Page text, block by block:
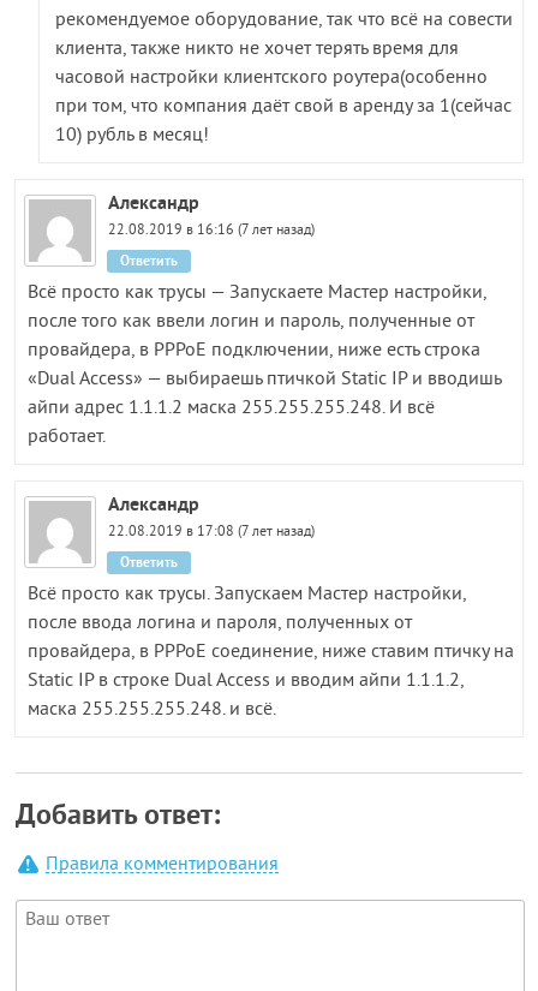
рекомендуемое оборудование, так что всё на совести
клиента, также никто не хочет терять время для
часовой настройки клиентского роутера(особенно
при том, что компания даёт свой в аренду за 1(сейчас
10) рубль в месяц!
Александр
22.08.2019 в 16:16 (7 лет назад)
Всё просто как трусы — Запускаете Мастер настройки,
после того как ввели логин и пароль, полученные от
провайдера, в РРРоЕ подключении, ниже есть строка
«Dual Access» — выбираешь птичкой Static IP и вводишь
айпи адрес 1.1.1.2 маска 255.255.255.248. И всё
работает.
Ответить
Александр
22.08.2019 в 17:08 (7 лет назад)
Всё просто как трусы. Запускаем Мастер настройки,
после ввода логина и пароля, полученных от
провайдера, в РРРоЕ соединение, ниже ставим птичку на
Static IP в строке Dual Access и вводим айпи 1.1.1.2,
маска 255.255.255.248. и всё.
Ответить
Добавить ответ:
Правила комментирования